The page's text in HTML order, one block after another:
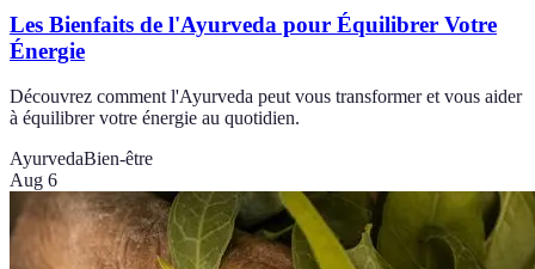
Les Bienfaits de l'Ayurveda pour Équilibrer Votre
Énergie
Découvrez comment l'Ayurveda peut vous transformer et vous aider
à équilibrer votre énergie au quotidien.
AyurvedaBien-être
Aug 6